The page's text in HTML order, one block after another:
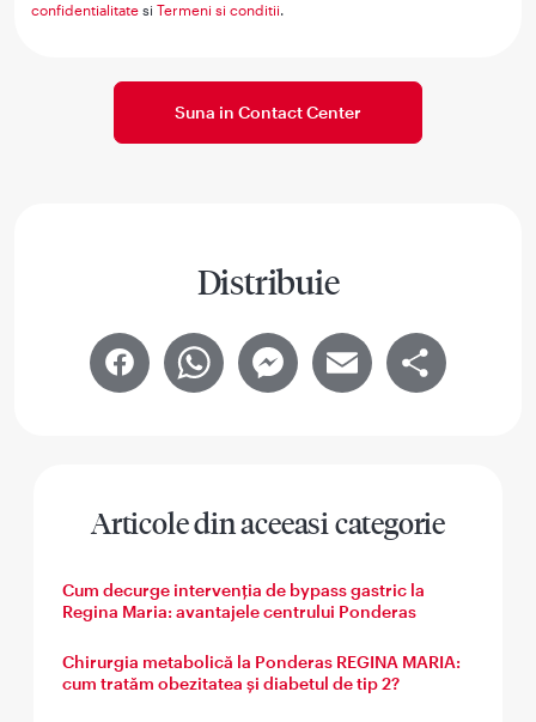
confidentialitate siTermeni si conditii.
Suna in Contact Center
Distribuie
Articole din aceeasi categorie
Cum decurge intervenția de bypass gastric la
Regina Maria: avantajele centrului Ponderas
Chirurgia metabolică la Ponderas REGINA MARIA:
cum tratăm obezitatea și diabetul de tip 2?